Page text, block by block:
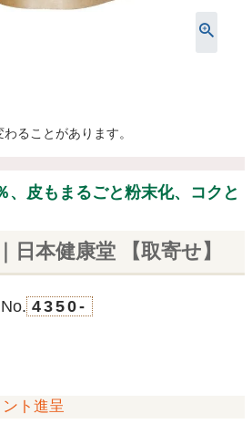
ることがあります。
、皮もまるごと粉末化、コクと
日本健康堂 【取寄せ】
4350-
ト進呈